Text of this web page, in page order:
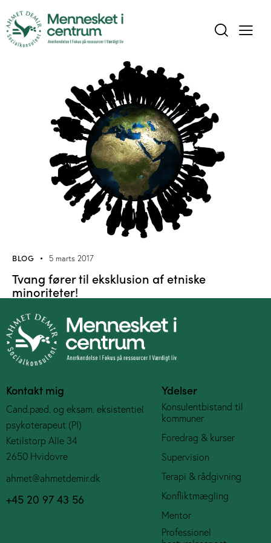
BLOG 5 marts 2017
Tvang fører til eksklusion af etniske
minoriteter!
Kontakt mig
Cand.pæd. og eksam. eksistentiel
psykoterapeut (PI)
Ketilstorp Alle 34
2650 Hvidovre
ahmet@ahmetdemir.dk
+45 20 97 43 56
Ydelser
Konsulentbistand til
kommuner
Foredrag & kurser
Supervision
Terapi & rådgivning
Konfliktmægling
Mentor
Professionel